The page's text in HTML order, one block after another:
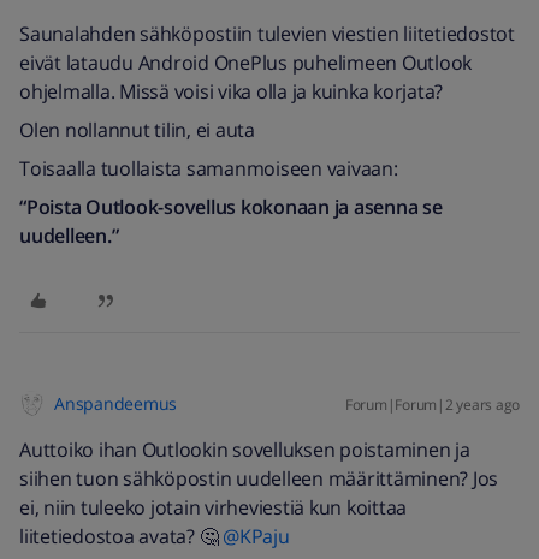
Saunalahden sähköpostiin tulevien viestien liitetiedostot
eivät lataudu Android OnePlus puhelimeen Outlook
ohjelmalla. Missä voisi vika olla ja kuinka korjata?
Olen nollannut tilin, ei auta
Toisaalla tuollaista samanmoiseen vaivaan:
“Poista Outlook-sovellus kokonaan ja asenna se
uudelleen.”
Anspandeemus Forum|Forum|2 years ago
Auttoiko ihan Outlookin sovelluksen poistaminen ja
siihen tuon sähköpostin uudelleen määrittäminen? Jos
ei, niin tuleeko jotain virheviestiä kun koittaa
liitetiedostoa avata? 🤔@KPaju